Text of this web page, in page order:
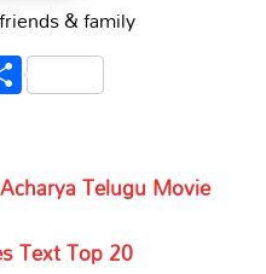
& family
Share
Telugu Movie
Text Top 20